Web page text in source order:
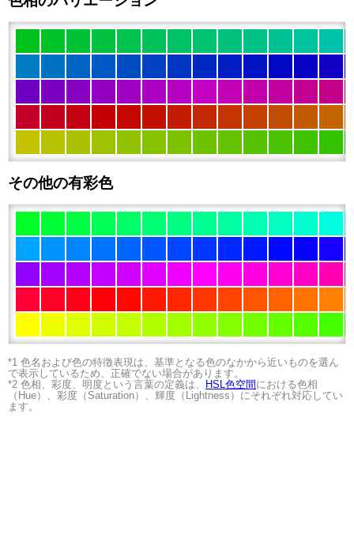
その他の有彩色
*1 色名および色の特徴表現は、基準となる色のなかから近いものを選ん
で表示しているため、正確でない場合があります。
*2 色相、彩度、明度という言葉の定義は、
HSL色空間 における色相
（Hue）、彩度（Saturation）、輝度（Lightness）にそれぞれ対応してい
ます。